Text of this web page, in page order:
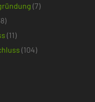
(7)
(11)
(104)